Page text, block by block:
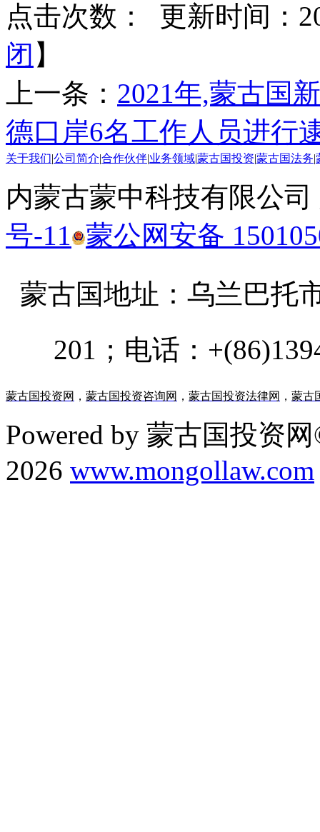
点击次数：
更新时间：
闭 】
上一条： 2021年,蒙古国
德口岸6名工作人员进行
关于我们 公司简介 合作伙伴 业务领域 蒙古国投资 蒙古国法务
内蒙古蒙中科技有限公
号-11 蒙公网安备
蒙古国地址： 乌兰巴托
201；电话：
蒙古国投资网 ， 蒙古国投资咨询网 ， 蒙古国投资法律网 ， 蒙古
Powered by 蒙古国投资
2026 www.mongollaw.com